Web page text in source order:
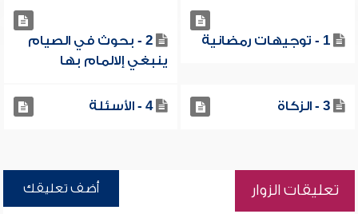
1 - توجيهات رمضانية
2 - بحوث في الصيام
ينبغي إلالمام بها
3 - الزكاة 4 - الأسئلة
تعليقات الزوار أضف تعليقك